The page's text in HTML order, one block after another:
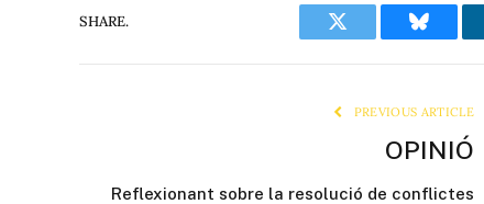
SHARE.
Twitter Bluesky
PREVIOUS ARTICLE
OPINIÓ
Reflexionant sobre la resolució de conflictes